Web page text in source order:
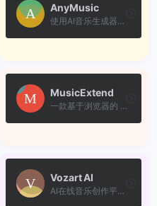
AnyMusic
使用AI音乐生成器创作可定制...
MusicExtend
一款基于浏览器的 AI 音乐创...
Vozart AI
AI在线音乐创作平台，能够把...